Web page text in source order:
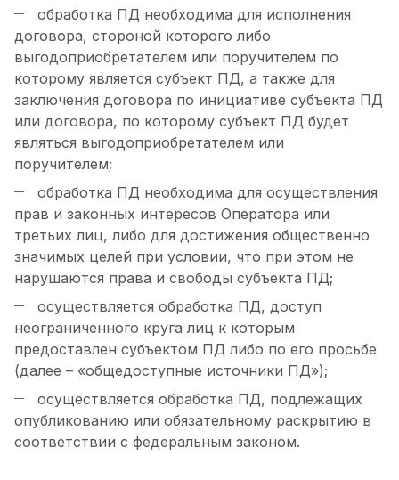
обработка ПД необходима для исполнения
договора, стороной которого либо
выгодоприобретателем или поручителем по
которому является субъект ПД, а также для
заключения договора по инициативе субъекта ПД
или договора, по которому субъект ПД будет
являться выгодоприобретателем или
поручителем;
обработка ПД необходима для осуществления
прав и законных интересов Оператора или
третьих лиц, либо для достижения общественно
значимых целей при условии, что при этом не
нарушаются права и свободы субъекта ПД;
осуществляется обработка ПД, доступ
неограниченного круга лиц к которым
предоставлен субъектом ПД либо по его просьбе
(далее – «общедоступные источники ПД»);
осуществляется обработка ПД, подлежащих
опубликованию или обязательному раскрытию в
соответствии с федеральным законом.